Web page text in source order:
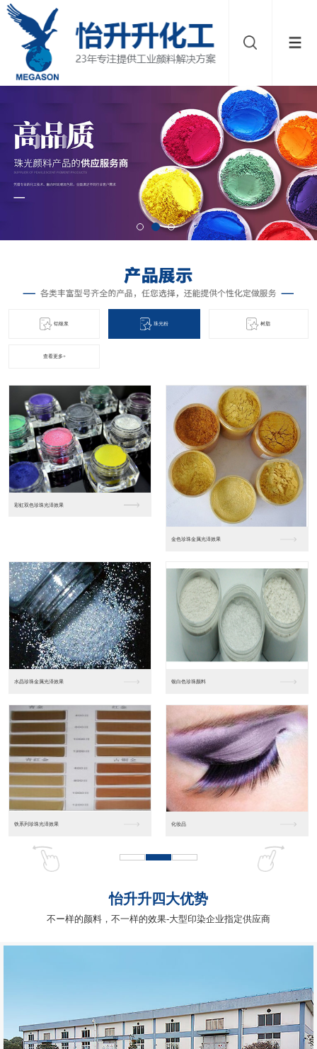
铝银浆 珠光粉 树脂
查看更多+
优达树脂产品 汽车涂料树脂（雅克）
工业涂料树脂（雅克）
聚酯树脂 热塑性丙烯酸树脂
怡升升四大优势